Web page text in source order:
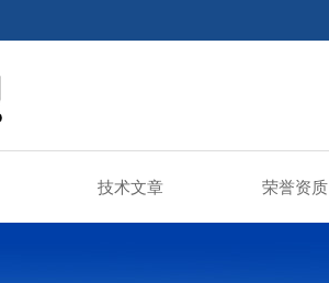
技术文章 荣誉资质